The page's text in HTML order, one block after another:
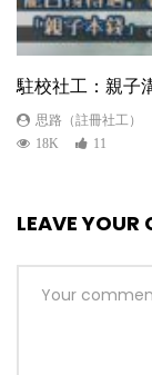
駐校社工：親子
思路（註冊社工）
18K
11
LEAVE YOUR